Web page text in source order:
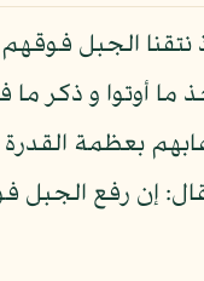
نتقنا الجبل
ما أوتوا و ذكر
بعظمة
إن رفع